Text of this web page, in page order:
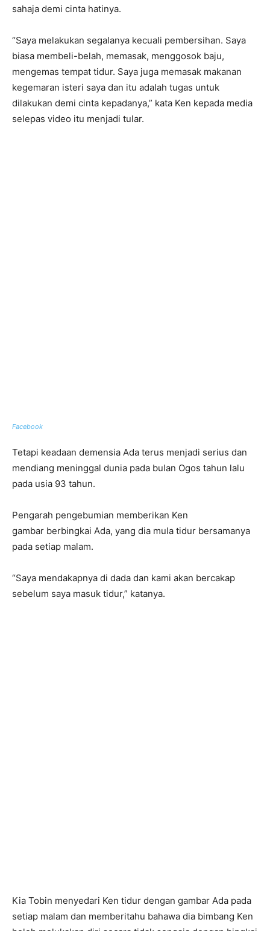
sahaja demi cinta hatinya.
“Saya melakukan segalanya kecuali pembersihan. Saya
biasa membeli-belah, memasak, menggosok baju,
mengemas tempat tidur. Saya juga memasak makanan
kegemaran isteri saya dan itu adalah tugas untuk
dilakukan demi cinta kepadanya,” kata Ken kepada media
selepas video itu menjadi tular.
Facebook
Tetapi keadaan demensia Ada terus menjadi serius dan
mendiang meninggal dunia pada bulan Ogos tahun lalu
pada usia 93 tahun.
Pengarah pengebumian memberikan Ken
gambar berbingkai Ada, yang dia mula tidur bersamanya
pada setiap malam.
“Saya mendakapnya di dada dan kami akan bercakap
sebelum saya masuk tidur,” katanya.
Kia Tobin menyedari Ken tidur dengan gambar Ada pada
setiap malam dan memberitahu bahawa dia bimbang Ken